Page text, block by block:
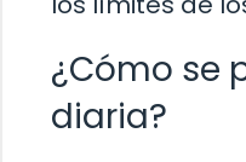
¿Cómo se
diaria?